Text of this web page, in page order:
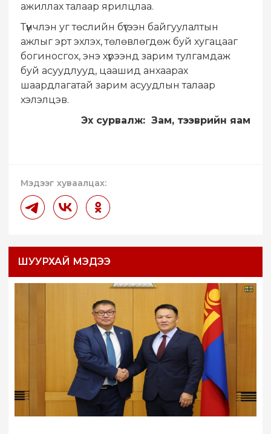
ажиллах талаар ярилцлаа.
Түүнчлэн уг төслийн бүтээн байгуулалтын
ажлыг эрт эхлэх, төлөвлөгдөж буй хугацааг
богиносгох, энэ хүрээнд зарим тулгамдаж
буй асуудлууд, цаашид анхаарах
шаардлагатай зарим асуудлын талаар
хэлэлцэв.
Эх сурвалж: Зам, тээврийн яам
Мэдээг хуваалцах:
ШУУРХАЙ МЭДЭЭ